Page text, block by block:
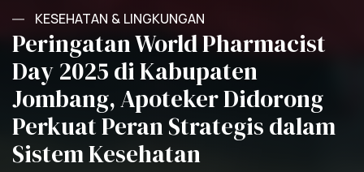
KESEHATAN & LINGKUNGAN
Peringatan World Pharmacist
Day 2025 di Kabupaten
Jombang, Apoteker Didorong
Perkuat Peran Strategis dalam
Sistem Kesehatan
KESEHATAN & LINGKUNGAN
Peringatan World Pharmacist
Day 2025 di Kabupaten
Jombang, Apoteker Didorong
Perkuat Peran Strategis dalam
Sistem Kesehatan
KESEHATAN & LINGKUNGAN
Peringatan World Pharmacist
Day 2025 di Kabupaten
Jombang, Apoteker Didorong
Perkuat Peran Strategis dalam
Sistem Kesehatan